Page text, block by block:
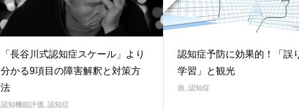
「長谷川式認知症スケール」より
分かる9項目の障害解釈と対策方
法
認知機能評価, 認知症
認知症予防に効果的！「誤
学習」と観光
旅, 認知症